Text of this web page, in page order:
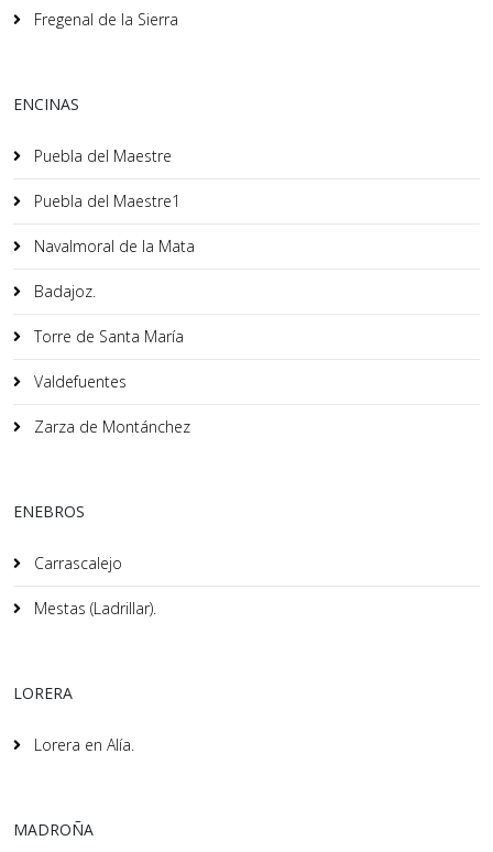
Fregenal de la Sierra
ENCINAS
Puebla del Maestre
Puebla del Maestre1
Navalmoral de la Mata
Badajoz.
Torre de Santa María
Valdefuentes
Zarza de Montánchez
ENEBROS
Carrascalejo
Mestas (Ladrillar).
LORERA
Lorera en Alía.
MADROÑA